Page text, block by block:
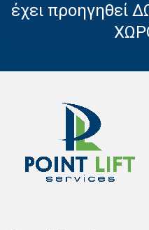
έχει